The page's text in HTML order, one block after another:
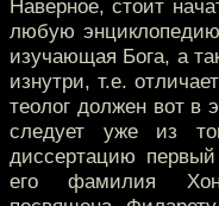
Наверное, стоит
любую
изучающая Бога, а
изнутри, т.е.
теолог должен вот в
следует уже из
диссертацию
его фамилия